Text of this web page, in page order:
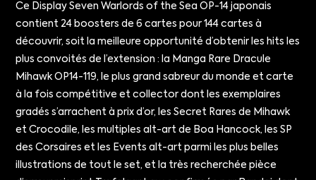
Ce Display Seven Warlords of the Sea OP-14 japonais
contient 24 boosters de 6 cartes pour 144 cartes à
découvrir, soit la meilleure opportunité d’obtenir les hits les
plus convoités de l’extension : la Manga Rare Dracule
Mihawk OP14-119, le plus grand sabreur du monde et carte
à la fois compétitive et collector dont les exemplaires
gradés s’arrachent à prix d’or, les Secret Rares de Mihawk
et Crocodile, les multiples alt-art de Boa Hancock, les SP
des Corsaires et les Events alt-art parmi les plus belles
illustrations de tout le set, et la très recherchée pièce